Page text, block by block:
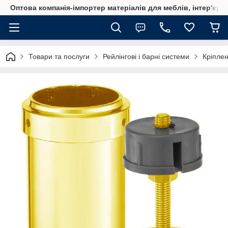
Оптова компанія-імпортер матеріалів для меблів, інтер'єру
Товари та послуги Рейлінгові і барні системи